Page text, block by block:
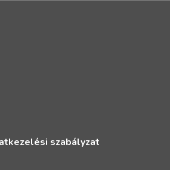
szabályzat